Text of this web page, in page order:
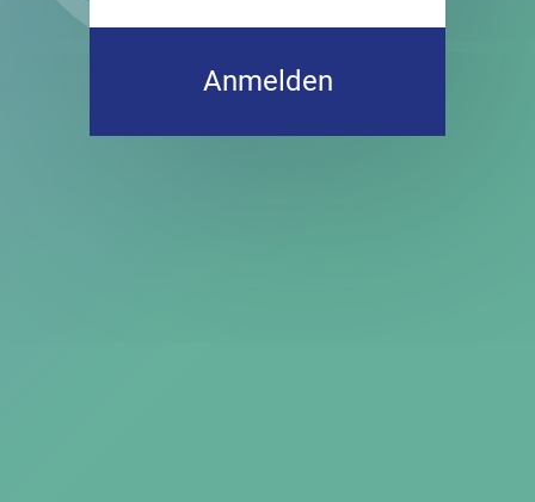
Anmelden